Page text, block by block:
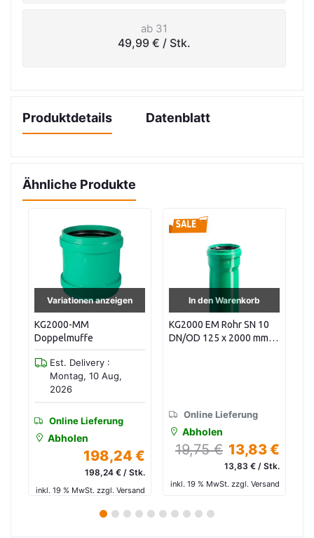
ab 31
49,99 € / Stk.
Produktdetails Datenblatt
Ähnliche Produkte
Variationen anzeigen
KG2000-MM
Doppelmuffe
Est. Delivery :
Montag, 10 Aug,
2026
Online Lieferung
Abholen
198,24 €
198,24 € / Stk.
inkl. 19 % MwSt. zzgl. Versand
In den Warenkorb
KG2000 EM Rohr SN 10
DN/OD 125 x 2000 mm
Online Lieferung
Abholen
19,75 € 13,83 €
13,83 € / Stk.
inkl. 19 % MwSt. zzgl. Versand
1 2 3 4 5 6 7 8 9 10